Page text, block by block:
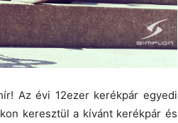
Az évi 12ezer kerékpár egyedi
keresztül a kívánt kerékpár és